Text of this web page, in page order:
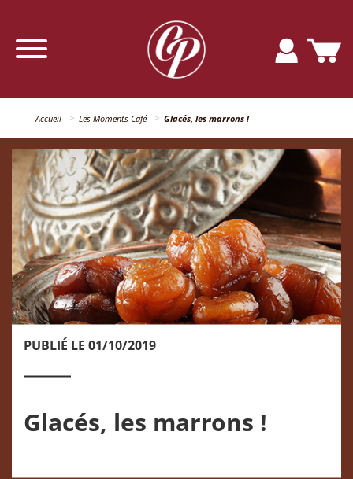
Accueil Les Moments Café Glacés, les marrons !
PUBLIÉ LE 01/10/2019
Glacés, les marrons !